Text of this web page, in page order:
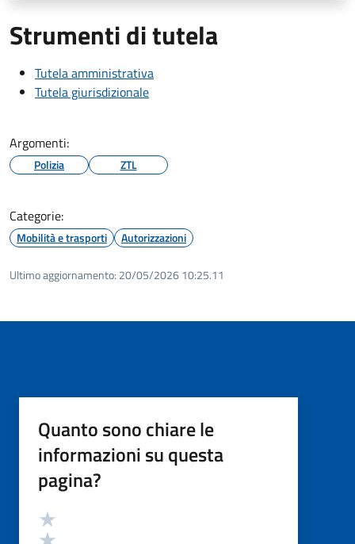
Strumenti di tutela
Tutela amministrativa
Tutela giurisdizionale
Argomenti:
Polizia ZTL
Categorie:
Mobilità e trasporti Autorizzazioni
Ultimo aggiornamento: 20/05/2026 10:25.11
Quanto sono chiare le
informazioni su questa
pagina?
Valutazione